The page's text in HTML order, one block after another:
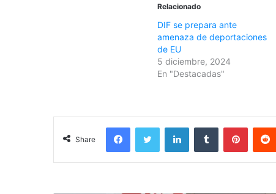
Relacionado
DIF se prepara ante
amenaza de deportaciones
de EU
5 diciembre, 2024
En "Destacadas"
Share